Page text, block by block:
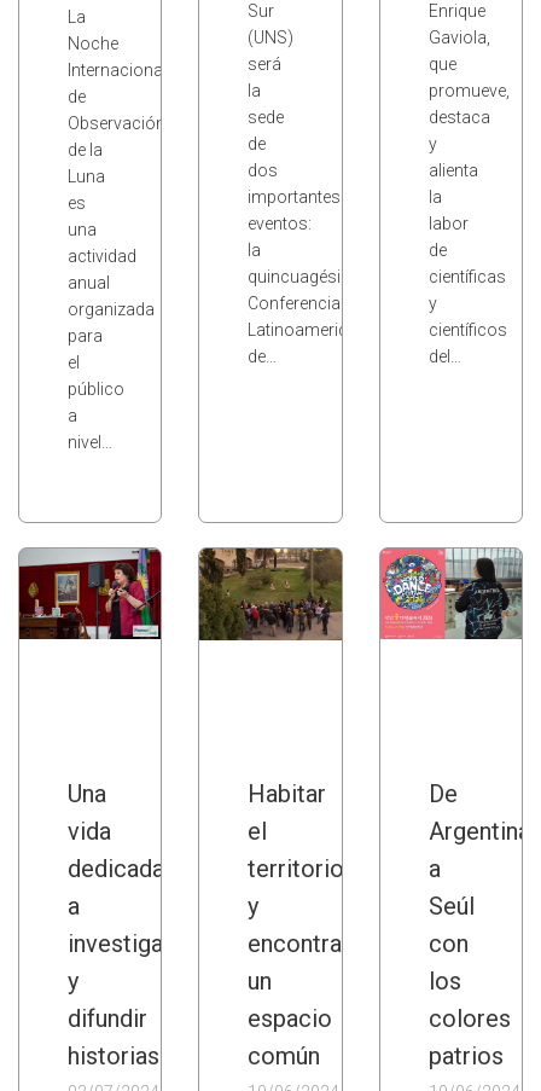
La
Noche
Internacional
de
Observación
de la
Luna
es
una
actividad
anual
organizada
para
el
público
a
nivel…
Sur
(UNS)
será
la
sede
de
dos
importantes
eventos:
la
quincuagésima
Conferencia
Latinoamericana
de…
Enrique
Gaviola,
que
promueve,
destaca
y
alienta
la
labor
de
científicas
y
científicos
del…
Una
vida
dedicada
a
investigar
y
difundir
historias
Habitar
el
territorio
y
encontrar
un
espacio
común
De
Argentina
a
Seúl
con
los
colores
patrios